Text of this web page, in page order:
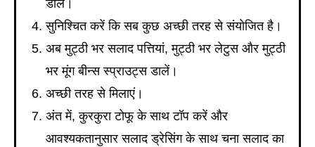
डालें।
सुनिश्चित करें कि सब कुछ अच्छी तरह से संयोजित है।
अब मुट्ठी भर सलाद पत्तियां, मुट्ठी भर लेटुस और मुट्ठी
भर मूंग बीन्स स्प्राउट्स डालें।
अच्छी तरह से मिलाएं।
अंत में, कुरकुरा टोफू के साथ टॉप करें और
आवश्यकतानुसार सलाद ड्रेसिंग के साथ चना सलाद का